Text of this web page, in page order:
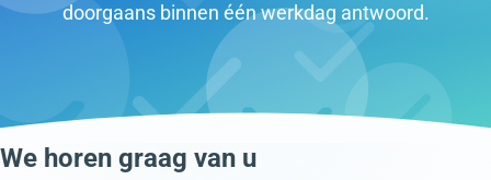
doorgaans binnen één werkdag antwoord.
We horen graag van u